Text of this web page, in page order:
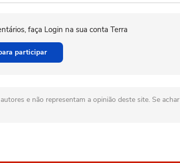
faça Login na sua conta Terra
participar
e não representam a opinião deste site. Se achar